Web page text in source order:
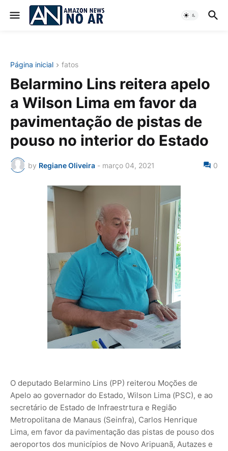
Página inicial fatos
Belarmino Lins reitera apelo
a Wilson Lima em favor da
pavimentação de pistas de
pouso no interior do Estado
by Regiane Oliveira - março 04, 2021 0
O deputado Belarmino Lins (PP) reiterou Moções de
Apelo ao governador do Estado, Wilson Lima (PSC), e ao
secretário de Estado de Infraestrtura e Região
Metropolitana de Manaus (Seinfra), Carlos Henrique
Lima, em favor da pavimentação das pistas de pouso dos
aeroportos dos municípios de Novo Aripuanã, Autazes e